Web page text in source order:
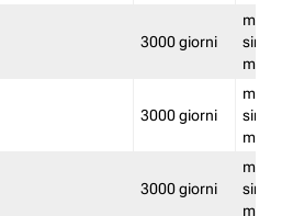
3000 giorni
3000 giorni
3000 giorni